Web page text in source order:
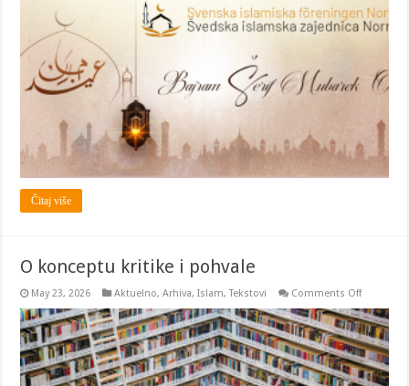
OLSUN
Čitaj više
O konceptu kritike i pohvale
May 23, 2026 Aktuelno,Arhiva,Islam,Tekstovi Comments Offon
konceptu
kritike
i
pohvale